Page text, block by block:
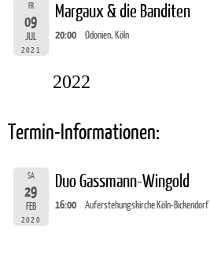
FR
09
JUL
2021
Margaux & die Banditen
20:00 Odonien, Köln
2022
Termin-Informationen:
SA
29
FEB
2020
Duo Gassmann-Wingold
16:00 Auferstehungskirche Köln-Bickendorf